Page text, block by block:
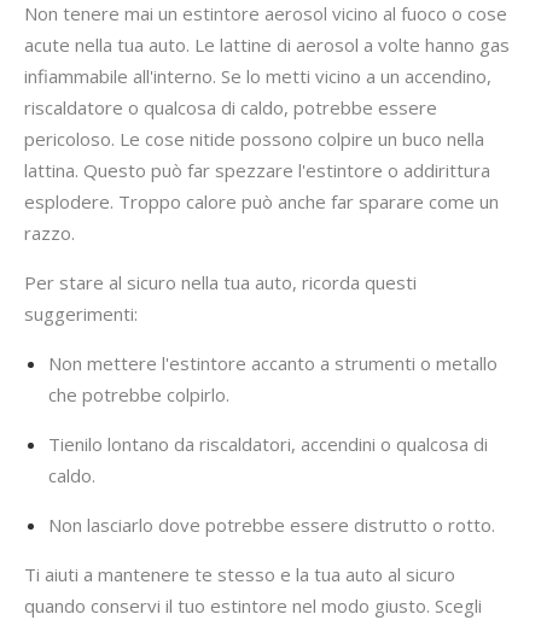
Non tenere mai un estintore aerosol vicino al fuoco o cose
acute nella tua auto. Le lattine di aerosol a volte hanno gas
infiammabile all'interno. Se lo metti vicino a un accendino,
riscaldatore o qualcosa di caldo, potrebbe essere
pericoloso. Le cose nitide possono colpire un buco nella
lattina. Questo può far spezzare l'estintore o addirittura
esplodere. Troppo calore può anche far sparare come un
razzo.
Per stare al sicuro nella tua auto, ricorda questi
suggerimenti:
Non mettere l'estintore accanto a strumenti o metallo
che potrebbe colpirlo.
Tienilo lontano da riscaldatori, accendini o qualcosa di
caldo.
Non lasciarlo dove potrebbe essere distrutto o rotto.
Ti aiuti a mantenere te stesso e la tua auto al sicuro
quando conservi il tuo estintore nel modo giusto. Scegli